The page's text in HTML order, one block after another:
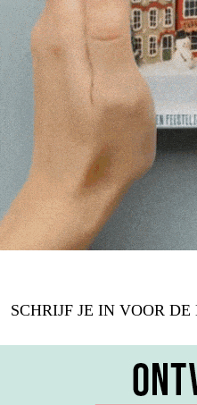
SCHRIJF JE IN VOOR